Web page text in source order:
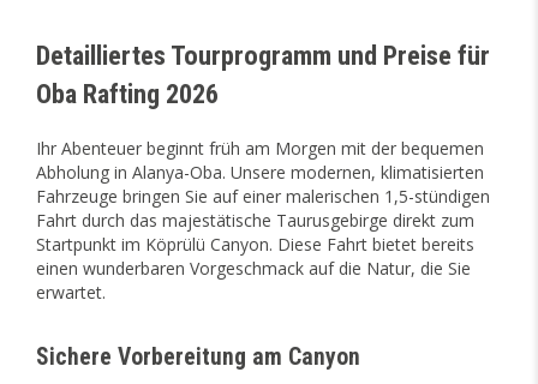
Detailliertes Tourprogramm und Preise für
Oba Rafting 2026
Ihr Abenteuer beginnt früh am Morgen mit der bequemen
Abholung in Alanya-Oba. Unsere modernen, klimatisierten
Fahrzeuge bringen Sie auf einer malerischen 1,5-stündigen
Fahrt durch das majestätische Taurusgebirge direkt zum
Startpunkt im Köprülü Canyon. Diese Fahrt bietet bereits
einen wunderbaren Vorgeschmack auf die Natur, die Sie
erwartet.
Sichere Vorbereitung am Canyon